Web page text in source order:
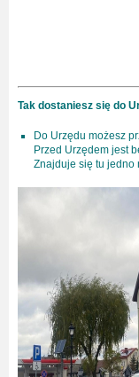
Tak dostaniesz się do
Do Urzędu możesz
Przed Urzędem jest
Znajduje się tu jedno